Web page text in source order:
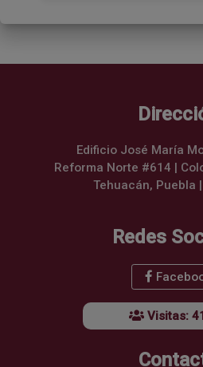
Edificio José María
Reforma Norte #614 |
Tehuacán, Puebla |
Redes
Visitas: